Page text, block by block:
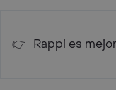
👉 Rappi es